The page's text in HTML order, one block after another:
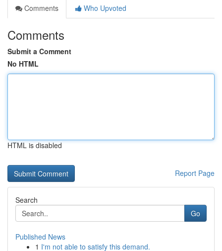
Comments
Who Upvoted
Comments
Submit a Comment
No HTML
HTML is disabled
Report Page
Search
Go
Published News
1 I'm not able to satisfy this demand.